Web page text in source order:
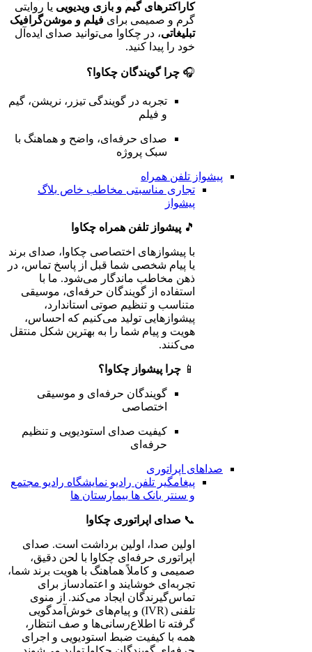
کاراکترهای گیم و بازی ویدیویی یا روایتی
گرم و صمیمی برای فیلم و موشن‌گرافیک
تبلیغاتی، در چکاوا می‌توانید صدای ایده‌آل
خود را پیدا کنید.
🎧 چرا گویندگان چکاوا؟
تجربه در گویندگی تیزر، نریشن، گیم
و فیلم
صدای حرفه‌ای، واضح و هماهنگ با
سبک پروژه
پیشواز تلفن همراه
تجاری مناسبتی مخاطب خاص بلاگ
پیشواز
🎵 پیشواز تلفن همراه چکاوا
با پیشوازهای اختصاصی چکاوا، صدای برند
یا پیام شخصی شما قبل از پاسخ تماس، در
ذهن مخاطب ماندگار می‌شود. ما با
استفاده از گویندگان حرفه‌ای، موسیقی
متناسب و تنظیم صوتی استاندارد،
پیشوازهایی تولید می‌کنیم که احساس،
هویت و پیام شما را به بهترین شکل منتقل
می‌کنند.
📱 چرا پیشواز چکاوا؟
گویندگان حرفه‌ای و موسیقی
اختصاصی
کیفیت صدای استودیویی و تنظیم
حرفه‌ای
صداهای اپراتوری
پیغامگیر تلفن رادیو نمایشگاه رادیو مجتمع
و سنتر بانک ها بیمارستان ها
📞 صدای اپراتوری چکاوا
اولین صدا، اولین برداشت است. صدای
اپراتوری حرفه‌ای چکاوا با لحن دقیق،
صمیمی و کاملاً هماهنگ با هویت برند شما،
تجربه‌ای خوشایند و اعتمادساز برای
تماس‌گیرندگان ایجاد می‌کند. از منوی
تلفنی (IVR) و پیام‌های خوش‌آمدگویی
گرفته تا اطلاع‌رسانی‌ها و صف انتظار،
همه با کیفیت ضبط استودیویی و اجرای